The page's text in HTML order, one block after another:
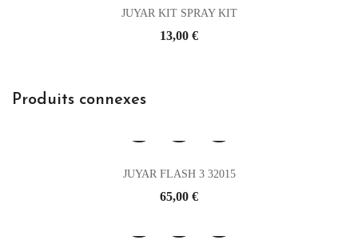
JUYAR KIT SPRAY KIT
Prix
13,00 €
Produits connexes
JUYAR FLASH 3 32015
Prix
65,00 €